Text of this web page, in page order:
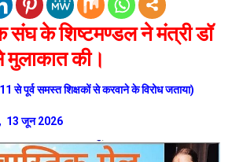
संघ के शिष्टमण्डल ने मंत्री डॉ
मुलाकात की।
से पूर्व समस्त शिक्षकों से करवाने के विरोध जताया)
13 जून 2026